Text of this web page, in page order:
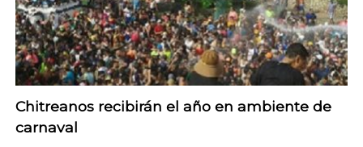
Chitreanos recibirán el año en ambiente de
carnaval